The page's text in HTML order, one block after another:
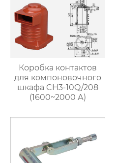
Коробка контактов
для компоновочного
шкафа CH3-10Q/208
(1600~2000 А)